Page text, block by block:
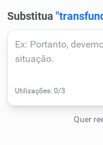
Corrigir Texto
Detector de IA
Humanizador de IA